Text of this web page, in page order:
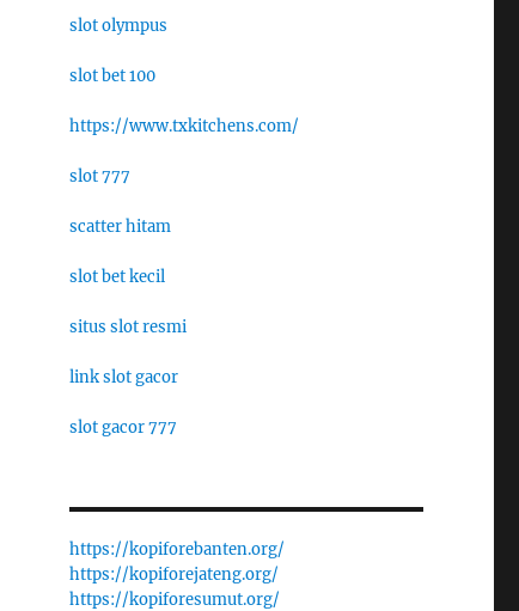
slot olympus
slot bet 100
https://www.txkitchens.com/
slot 777
scatter hitam
slot bet kecil
situs slot resmi
link slot gacor
slot gacor 777
https://kopiforebanten.org/
https://kopiforejateng.org/
https://kopiforesumut.org/